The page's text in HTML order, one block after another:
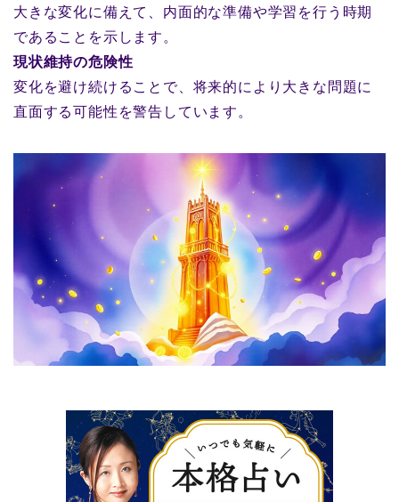
大きな変化に備えて、内面的な準備や学習を行う時期
であることを示します。
現状維持の危険性
変化を避け続けることで、将来的により大きな問題に
直面する可能性を警告しています。